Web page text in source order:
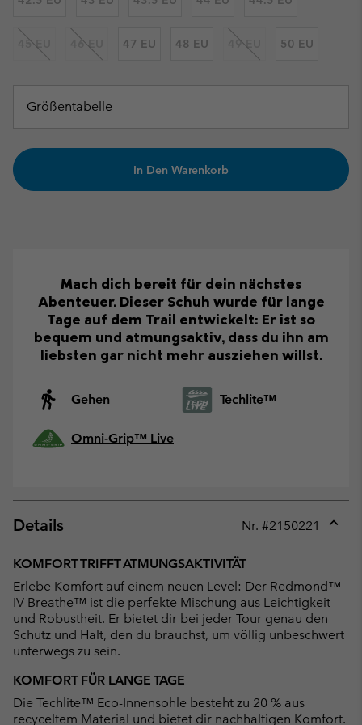
45 EU 46 EU 47 EU 48 EU 49 EU 50 EU
Größentabelle
In Den Warenkorb
Mach dich bereit für dein nächstes
Abenteuer. Dieser Schuh wurde für lange
Tage auf dem Trail entwickelt: Er ist so
bequem und atmungsaktiv, dass du ihn am
liebsten gar nicht mehr ausziehen willst.
Gehen Techlite™
Omni-Grip™ Live
Details Nr. #2150221
KOMFORT TRIFFT ATMUNGSAKTIVITÄT
Erlebe Komfort auf einem neuen Level: Der Redmond™
IV Breathe™ ist die perfekte Mischung aus Leichtigkeit
und Robustheit. Er bietet dir bei jeder Tour genau den
Schutz und Halt, den du brauchst, um völlig unbeschwert
unterwegs zu sein.
KOMFORT FÜR LANGE TAGE
Die Techlite™ Eco-Innensohle besteht zu 20 % aus
recyceltem Material und bietet dir nachhaltigen Komfort.